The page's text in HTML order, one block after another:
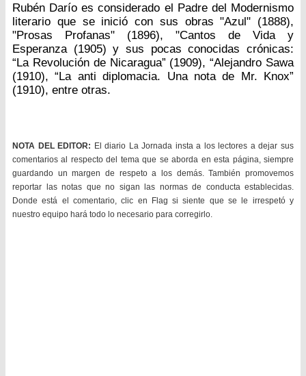
Rubén Darío es considerado el Padre del Modernismo
literario que se inició con sus obras "Azul" (1888),
"Prosas Profanas" (1896), "Cantos de Vida y
Esperanza (1905) y sus pocas conocidas crónicas:
“La Revolución de Nicaragua” (1909), “Alejandro Sawa
(1910), “La anti diplomacia. Una nota de Mr. Knox”
(1910), entre otras.
NOTA DEL EDITOR: El diario La Jornada insta a los lectores a dejar sus
comentarios al respecto del tema que se aborda en esta página, siempre
guardando un margen de respeto a los demás. También promovemos
reportar las notas que no sigan las normas de conducta establecidas.
Donde está el comentario, clic en Flag si siente que se le irrespetó y
nuestro equipo hará todo lo necesario para corregirlo.